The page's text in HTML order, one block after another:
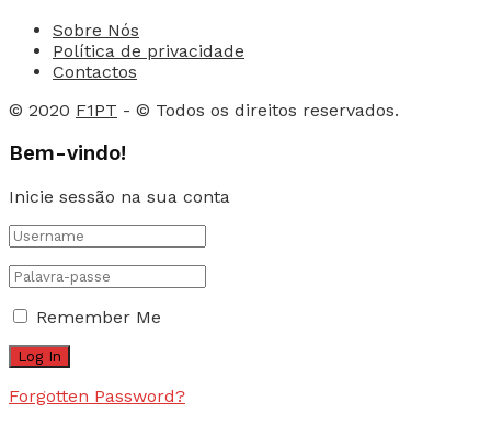
Sobre Nós
Política de privacidade
Contactos
© 2020 F1PT - © Todos os direitos reservados.
Bem-vindo!
Inicie sessão na sua conta
Remember Me
Forgotten Password?